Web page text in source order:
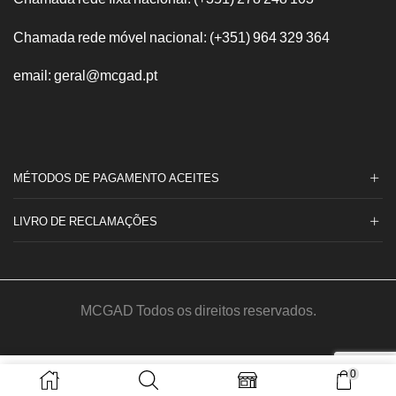
Chamada rede móvel nacional: (+351) 964 329 364
email: geral@mcgad.pt
MÉTODOS DE PAGAMENTO ACEITES
LIVRO DE RECLAMAÇÕES
MCGAD Todos os direitos reservados.
© Made by MediaOn
ADICIONAR
0